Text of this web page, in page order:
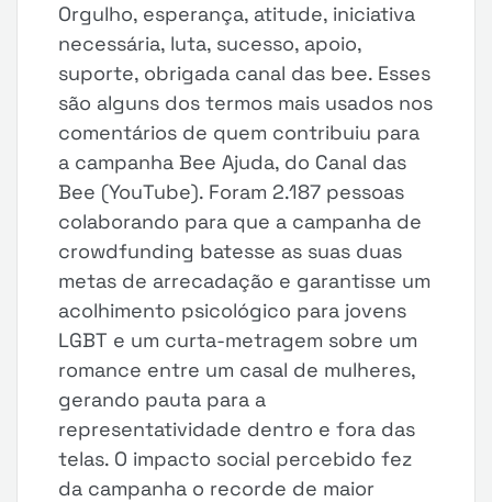
Orgulho, esperança, atitude, iniciativa
necessária, luta, sucesso, apoio,
suporte, obrigada canal das bee. Esses
são alguns dos termos mais usados nos
comentários de quem contribuiu para
a campanha Bee Ajuda, do Canal das
Bee (YouTube). Foram 2.187 pessoas
colaborando para que a campanha de
crowdfunding batesse as suas duas
metas de arrecadação e garantisse um
acolhimento psicológico para jovens
LGBT e um curta-metragem sobre um
romance entre um casal de mulheres,
gerando pauta para a
representatividade dentro e fora das
telas. O impacto social percebido fez
da campanha o recorde de maior